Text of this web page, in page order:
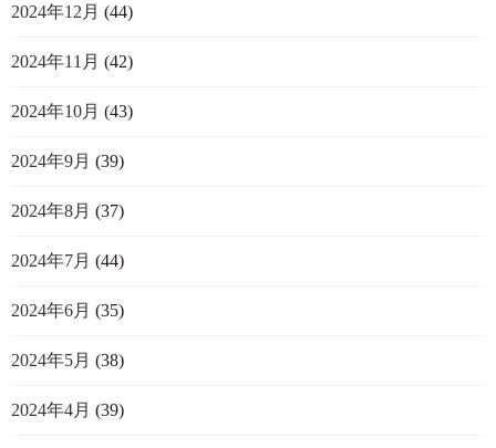
2024年12月 (44)
2024年11月 (42)
2024年10月 (43)
2024年9月 (39)
2024年8月 (37)
2024年7月 (44)
2024年6月 (35)
2024年5月 (38)
2024年4月 (39)